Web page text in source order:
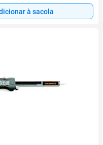
à sacola